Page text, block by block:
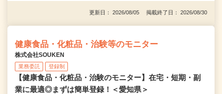
更新日： 2026/08/05 掲載終了日： 2026/08/30
健康食品・化粧品・治験等のモニター
株式会社SOUKEN
業務委託 登録制
【健康食品・化粧品・治験のモニター】在宅・短期・副
業に最適◎まずは簡単登録！＜愛知県＞